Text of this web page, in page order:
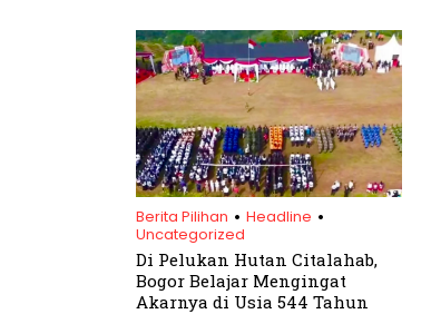
Berita Pilihan . Headline .
Uncategorized
Di Pelukan Hutan Citalahab,
Bogor Belajar Mengingat
Akarnya di Usia 544 Tahun